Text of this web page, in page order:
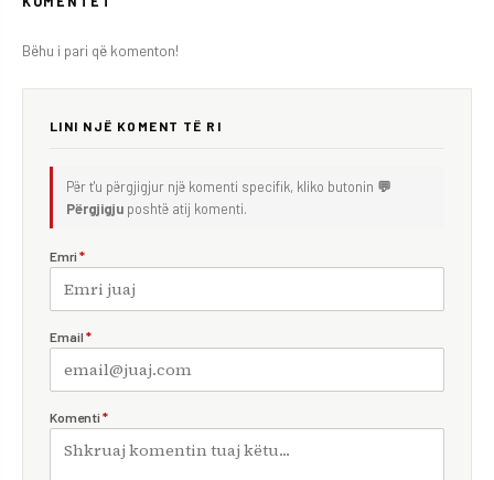
Bëhu i pari që komenton!
LINI NJË KOMENT TË RI
Për t'u përgjigjur një komenti specifik, kliko butonin 💬
Përgjigju poshtë atij komenti.
Emri *
Email *
Komenti *